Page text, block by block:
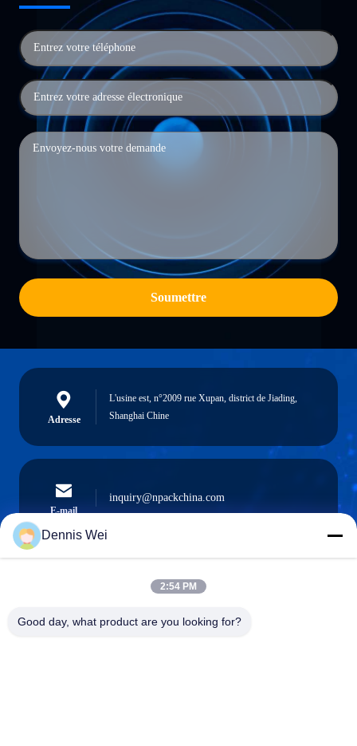
Soumettre
Adresse
L'usine est, n°2009 rue Xupan, district de Jiading,
Shanghai Chine
E-mail
inquiry@npackchina.com
0086-21-66035560
Dennis Wei
2:54 PM
Good day, what product are you looking for?